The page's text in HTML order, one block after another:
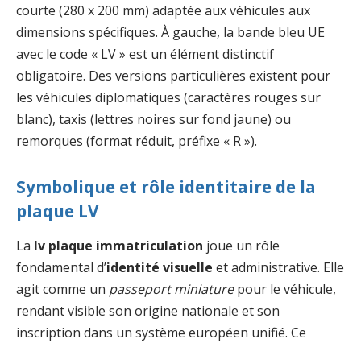
courte (280 x 200 mm) adaptée aux véhicules aux
dimensions spécifiques. À gauche, la bande bleu UE
avec le code « LV » est un élément distinctif
obligatoire. Des versions particulières existent pour
les véhicules diplomatiques (caractères rouges sur
blanc), taxis (lettres noires sur fond jaune) ou
remorques (format réduit, préfixe « R »).
Symbolique et rôle identitaire de la
plaque LV
La lv plaque immatriculation joue un rôle
fondamental d’identité visuelle et administrative. Elle
agit comme un passeport miniaturepour le véhicule,
rendant visible son origine nationale et son
inscription dans un système européen unifié. Ce